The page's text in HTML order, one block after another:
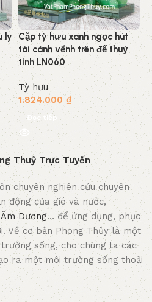
ly
Cặp tỳ hưu xanh ngọc hút
tài cánh vểnh trên đế thuỷ
tinh LN060
Tỳ hưu
1.824.000 ₫
Đọc tiếp
Thuỷ Trực Tuyến
chuyên nghiên cứu chuyên
động của gió và nước,
Âm Dương… để ứng dụng, phục
Về cơ bản Phong Thủy là một
sống, cho chúng ta các
ra một môi trường sống thoải